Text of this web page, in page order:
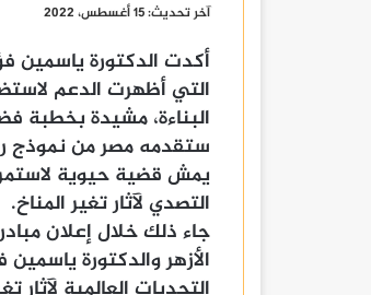
آخر تحديث: 15 أغسطس، 2022
أكدت الدكتورة ياسمين
البناءة، مشيدة بخطبة
ستقدمه مصر من نموذج
يمش قضية حيوية
التصدي لآثار تغير المناخ.
جاء ذلك خلال إعلان
الأزهر والدكتورة ياسمين